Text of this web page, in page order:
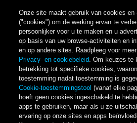
Onze site maakt gebruik van cookies en
("cookies") om de werking ervan te
persoonlijker voor u te maken en u
op basis van uw browse-activiteiten en
en op andere sites. Raadpleeg voor
Privacy- en cookiebeleid. Om keuzes te
betrekking tot specifieke cookies,
toestemming nadat toestemming is
Cookie-toestemmingstool (vanaf elke
hoeft geen cookies ingeschakeld te
apps te gebruiken, maar als u ze
ervaring op onze sites en apps